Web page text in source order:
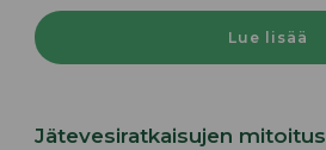
Lue lisää
Jätevesiratkaisujen mitoitus